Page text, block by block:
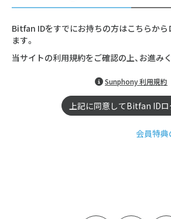
Bitfan IDをすでにお持ちの方はこちらか
ます。
当サイトの利用規約をご確認の上、お進みく
Sunphony 利用規約
上記に同意してBitfan IDロ
会員特典